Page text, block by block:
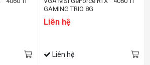
GAMING TRIO 8G
Liên hệ
Liên hệ